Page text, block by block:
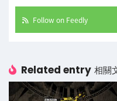
Follow on Feedly
Related entry 相關